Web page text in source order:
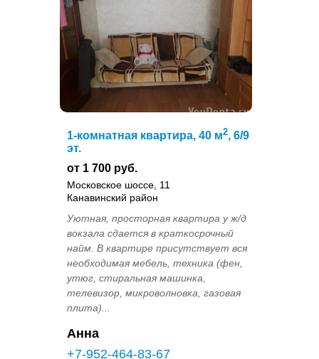
1-комнатная квартира, 40 м2, 6/9
эт.
от 1 700 руб.
Московское шоссе, 11
Канавинский район
Уютная, просторная квартира у ж/д
вокзала сдается в краткосрочный
найм. В квартире присутствует вся
необходимая мебель, техника (фен,
утюг, стиральная машинка,
телевизор, микроволновка, газовая
плита)...
Анна
+7-952-464-83-67